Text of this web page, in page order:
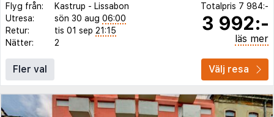
Flyg från: Kastrup - Lissabon
Utresa:
sön 30 aug 06:00
Retur:
tis 01 sep 21:15
Nätter:
2
Totalpris 7 984:-
3 992:-
läs mer
Fler val Välj resa